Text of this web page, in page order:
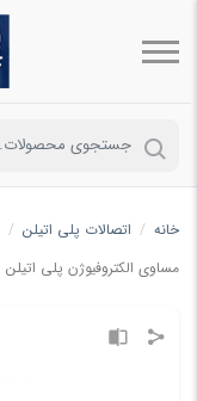
خانه / اتصالات پلی اتیلن /
مساوی الکتروفیوژن پلی اتیلن